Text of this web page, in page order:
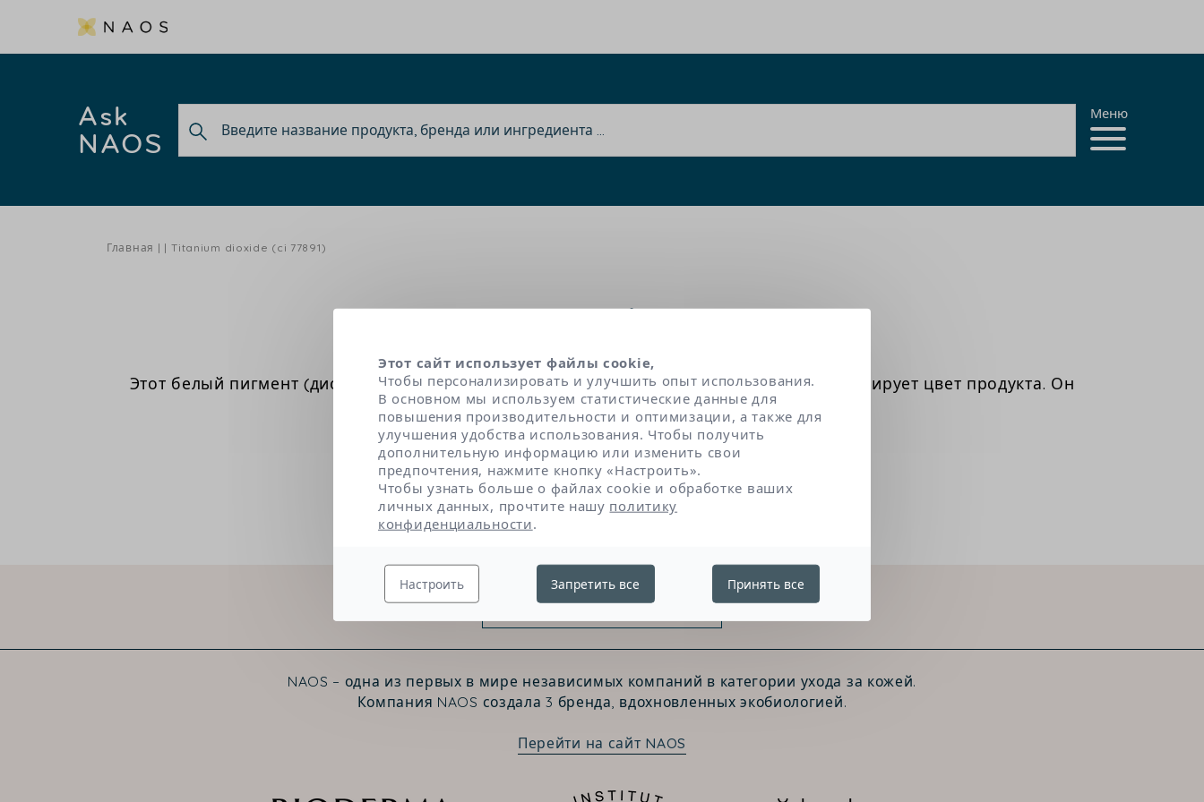
Ask
NAOS
Меню
Главная Titanium dioxide (ci 77891)
Titanium Dioxide (Ci 77891)
Этот белый пигмент (диоксид титана) является красителем: он оптимизирует и стабилизирует цвет продукта. Он
также используется для придания тона коже.
Свяжитесь с нами
NAOS – одна из первых в мире независимых компаний в категории ухода за кожей.
Компания NAOS создала 3 бренда, вдохновленных экобиологией.
Перейти на сайт NAOS
Этот сайт использует файлы cookie,
Чтобы персонализировать и улучшить опыт использования.
В основном мы используем статистические данные для
повышения производительности и оптимизации, а также для
улучшения удобства использования. Чтобы получить
дополнительную информацию или изменить свои
предпочтения, нажмите кнопку «Настроить».
Чтобы узнать больше о файлах cookie и обработке ваших
личных данных, прочтите нашу политику
конфиденциальности.
Настроить Запретить все Принять все